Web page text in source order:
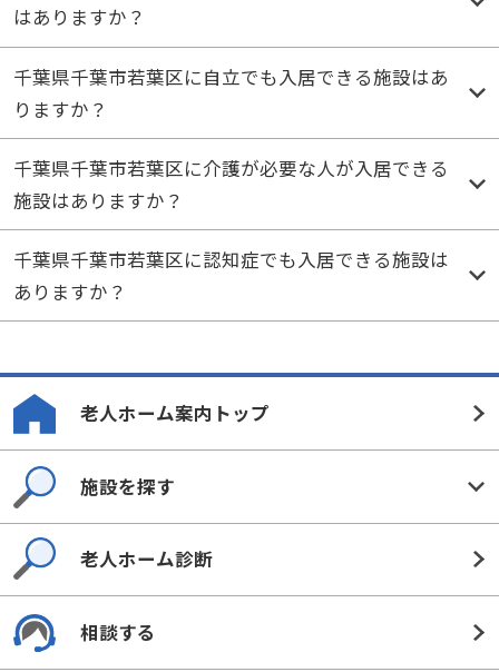
はありますか？
千葉県千葉市若葉区に自立でも入居できる施設はあ
りますか？
千葉県千葉市若葉区に介護が必要な人が入居できる
施設はありますか？
千葉県千葉市若葉区に認知症でも入居できる施設は
ありますか？
老人ホーム案内トップ
施設を探す
老人ホーム診断
相談する